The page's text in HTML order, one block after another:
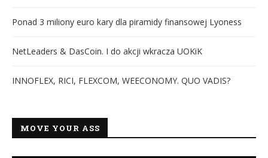
Ponad 3 miliony euro kary dla piramidy finansowej Lyoness
NetLeaders & DasCoin. I do akcji wkracza UOKiK
INNOFLEX, RICI, FLEXCOM, WEECONOMY. QUO VADIS?
MOVE YOUR ASS